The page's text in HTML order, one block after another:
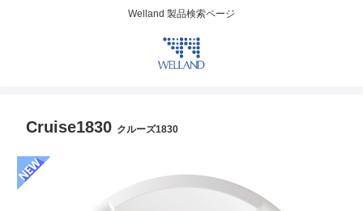
Welland 製品検索ページ
Cruise1830 クルーズ1830